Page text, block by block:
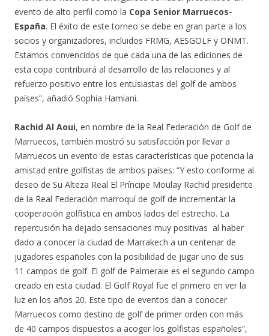
evento de alto perfil como la Copa Senior Marruecos-
España. El éxito de este torneo se debe en gran parte a los
socios y organizadores, incluidos FRMG, AESGOLF y ONMT.
Estamos convencidos de que cada una de las ediciones de
esta copa contribuirá al desarrollo de las relaciones y al
refuerzo positivo entre los entusiastas del golf de ambos
países”, añadió Sophia Hamiani.
Rachid Al Aoui, en nombre de la Real Federación de Golf de
Marruecos, también mostró su satisfacción por llevar a
Marruecos un evento de estas características que potencia la
amistad entre golfistas de ambos países: “Y esto conforme al
deseo de Su Alteza Real El Príncipe Moulay Rachid presidente
de la Real Federación marroquí de golf de incrementar la
cooperación golfística en ambos lados del estrecho. La
repercusión ha dejado sensaciones muy positivas al haber
dado a conocer la ciudad de Marrakech a un centenar de
jugadores españoles con la posibilidad de jugar uno de sus
11 campos de golf. El golf de Palmeraie es el segundo campo
creado en esta ciudad. El Golf Royal fue el primero en ver la
luz en los años 20. Este tipo de eventos dan a conocer
Marruecos como destino de golf de primer orden con más
de 40 campos dispuestos a acoger los golfistas españoles”,